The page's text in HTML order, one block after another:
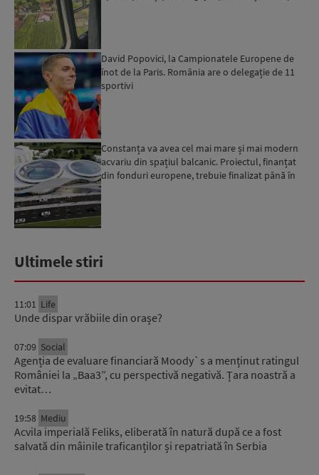
David Popovici, la Campionatele Europene de
înot de la Paris. România are o delegație de 11
sportivi
Constanța va avea cel mai mare și mai modern
acvariu din spațiul balcanic. Proiectul, finanțat
din fonduri europene, trebuie finalizat până în
Ultimele stiri
11:01 Life
Unde dispar vrăbiile din orașe?
07:09 Social
Agenția de evaluare financiară Moody`s a menținut ratingul
României la „Baa3”, cu perspectivă negativă. Țara noastră a
evitat…
19:58 Mediu
Acvila imperială Feliks, eliberată în natură după ce a fost
salvată din mâinile traficanților și repatriată în Serbia